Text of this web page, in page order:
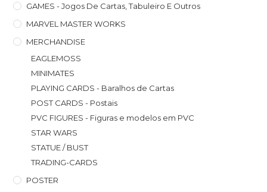
GAMES - Jogos De Cartas, Tabuleiro E Outros
MARVEL MASTER WORKS
MERCHANDISE
EAGLEMOSS
MINIMATES
PLAYING CARDS - Baralhos de Cartas
POST CARDS - Postais
PVC FIGURES - Figuras e modelos em PVC
STAR WARS
STATUE / BUST
TRADING-CARDS
POSTER